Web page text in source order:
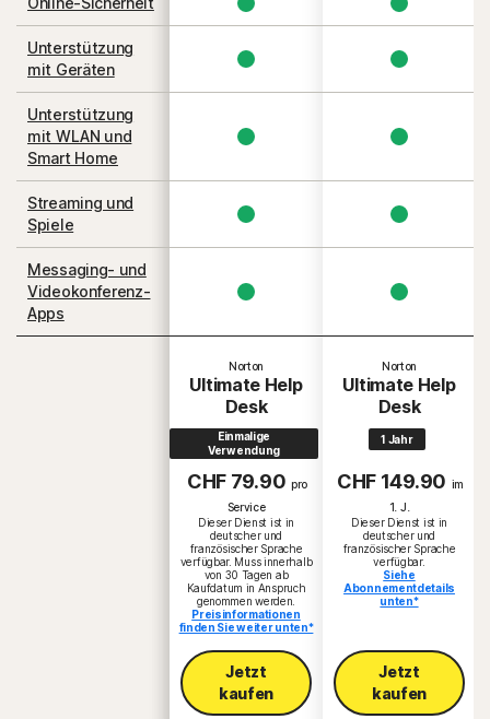
Unterstützung
mit Geräten
Unterstützung
mit WLAN und
Smart Home
Streaming und
Spiele
Messaging- und
Videokonferenz-
Apps
Norton
Ultimate Help
Desk
Einmalige
Verwendung
CHF 79.90 pro
Service
Dieser Dienst ist in
deutscher und
französischer Sprache
verfügbar. Muss innerhalb
von 30 Tagen ab
Kaufdatum in Anspruch
genommen werden.
Preisinformationen
finden Sie weiter unten*
Jetzt
kaufen
Norton
Ultimate Help
Desk
1 Jahr
CHF 149.90 im
1. J.
Dieser Dienst ist in
deutscher und
französischer Sprache
verfügbar.
Siehe
Abonnementdetails
unten*
Jetzt
kaufen